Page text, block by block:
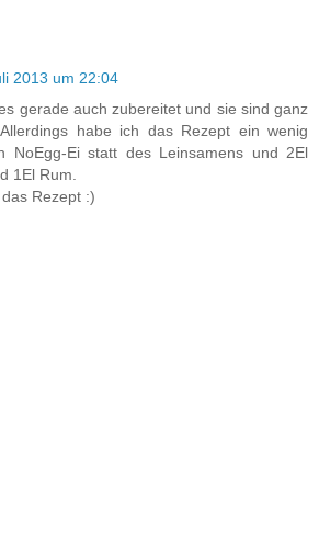
2013 um 22:04
gerade auch zubereitet und sie sind ganz
habe ich das Rezept ein wenig
NoEgg-Ei statt des Leinsamens und 2El
1El Rum.
Rezept :)